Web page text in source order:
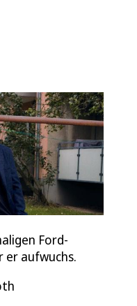
Ford-
er aufwuchs.